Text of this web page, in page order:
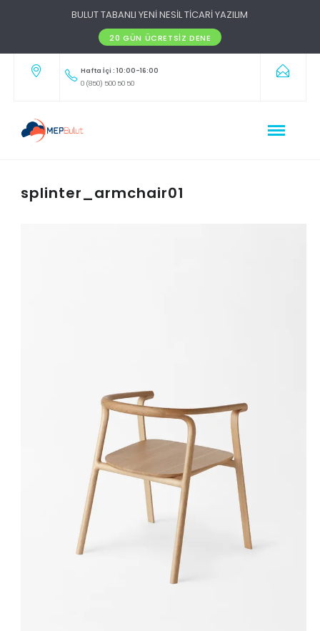
BULUT TABANLI YENİ NESİL TİCARİ YAZILIM
20 GÜN ÜCRETSIZ DENE
Hafta İçi : 10:00-16:00
0 (850) 500 50 50
splinter_armchair01